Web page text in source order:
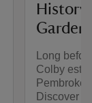
History
Garden
Long
Colby
Discover